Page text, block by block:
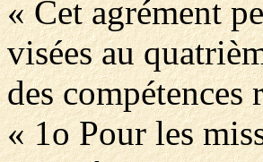
« Cet agrément
visées au
des
« 1o Pour les